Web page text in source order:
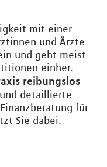
mit einer
und Ärzte
und geht meist
einher.
reibungslos
detaillierte
für
Sie dabei.